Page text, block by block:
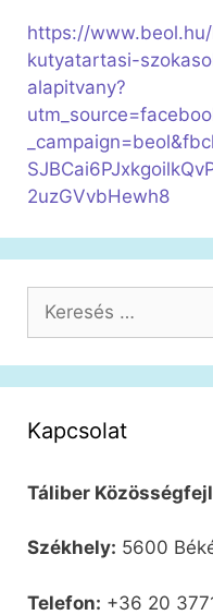
https://
kutyatartasi-
alapitvany?
2uzGVvbHewh8
Keresés:
Kapcsolat
Táliber
Székhely: 5600
Telefon: +36 20